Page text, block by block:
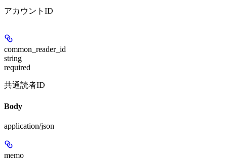
アカウントID
common_reader_id
string
required
共通読者ID
Body
application/json
memo